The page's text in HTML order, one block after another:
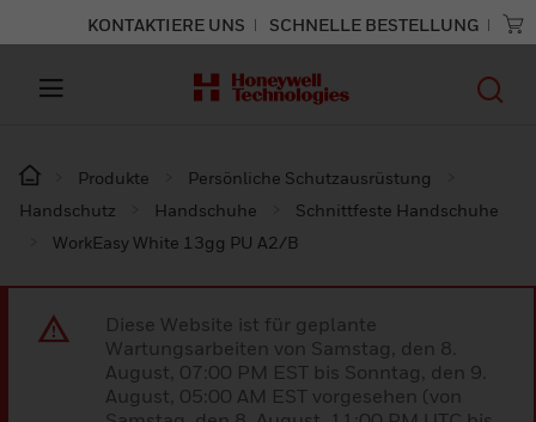
KONTAKTIERE UNS SCHNELLE BESTELLUNG
Produkte
Persönliche Schutzausrüstung
Handschutz
Handschuhe
Schnittfeste Handschuhe
WorkEasy White 13gg PU A2/B
Diese Website ist für geplante
Wartungsarbeiten von Samstag, den 8.
August, 07:00 PM EST bis Sonntag, den 9.
August, 05:00 AM EST vorgesehen (von